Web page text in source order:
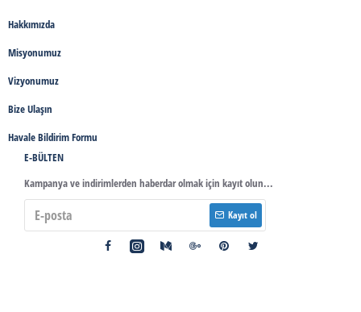
Hakkımızda
Misyonumuz
Vizyonumuz
Bize Ulaşın
Havale Bildirim Formu
E-BÜLTEN
Kampanya ve indirimlerden haberdar olmak için kayıt olun...
Kayıt ol